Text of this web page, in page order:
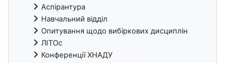
Аспірантура
Навчальний відділ
Опитування щодо вибіркових дисциплін
ЛІТОс
Конференції ХНАДУ